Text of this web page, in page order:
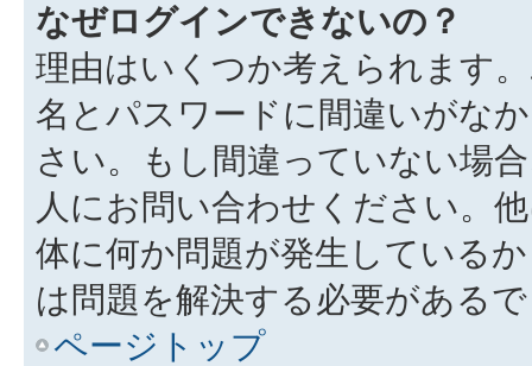
なぜログインできないの？
理由はいくつか考えられます
名とパスワードに間違いがな
さい。もし間違っていない場
人にお問い合わせください。
体に何か問題が発生している
は問題を解決する必要がある
ページトップ